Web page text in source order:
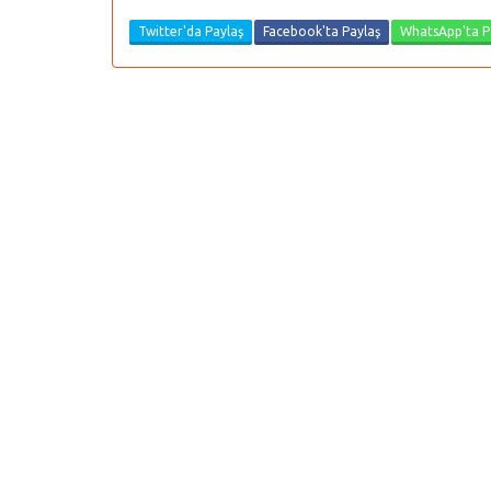
Twitter'da Paylaş Facebook'ta Paylaş WhatsApp'ta